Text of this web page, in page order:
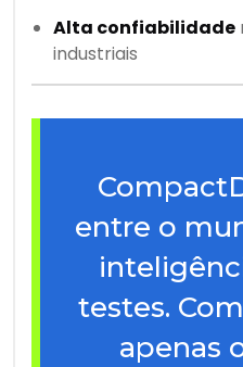
Alta confiabilidade
industriais
entre o
testes.
apenas